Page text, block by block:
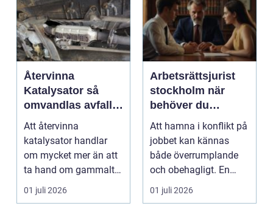
Återvinna
Katalysator så
omvandlas avfall
till värdefulla
resurser
Att återvinna
katalysator handlar
om mycket mer än att
ta hand om gammalt
skrot. I varje
katalysator...
01 juli 2026
Arbetsrättsjurist
stockholm när
behöver du
professionell hjälp
i arbetslivet?
Att hamna i konflikt på
jobbet kan kännas
både överrumplande
och obehagligt. En
anställning påverkar...
01 juli 2026